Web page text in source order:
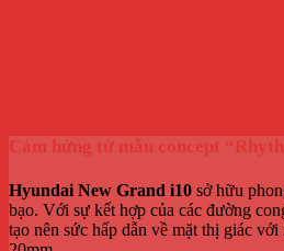
Cảm hứng từ mẫu concept
Hyundai New Grand i10 sở hữu
bạo. Với sự kết hợp của các đường
tạo nên sức hấp dẫn về mặt thị giác